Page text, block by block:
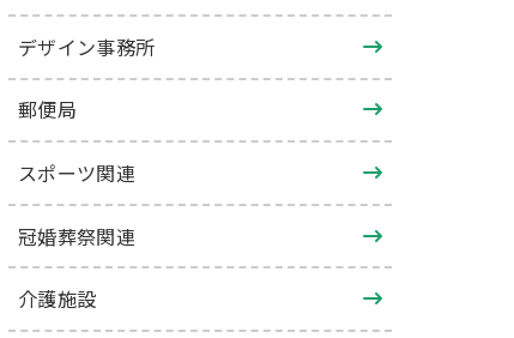
デザイン事務所
郵便局
スポーツ関連
冠婚葬祭関連
介護施設